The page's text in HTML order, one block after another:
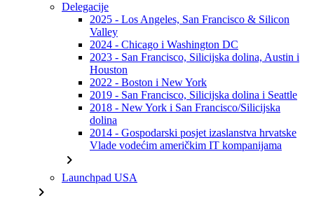
Delegacije
2025 - Los Angeles, San Francisco & Silicon
Valley
2024 - Chicago i Washington DC
2023 - San Francisco, Silicijska dolina, Austin i
Houston
2022 - Boston i New York
2019 - San Francisco, Silicijska dolina i Seattle
2018 - New York i San Francisco/Silicijska
dolina
2014 - Gospodarski posjet izaslanstva hrvatske
Vlade vodećim američkim IT kompanijama
chevron_right
Launchpad USA
chevron_right